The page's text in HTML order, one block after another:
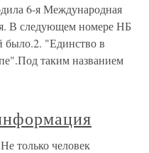
6-я Международная
В следующем номере НБ
было.2. "Единство в
таким названием
только человек